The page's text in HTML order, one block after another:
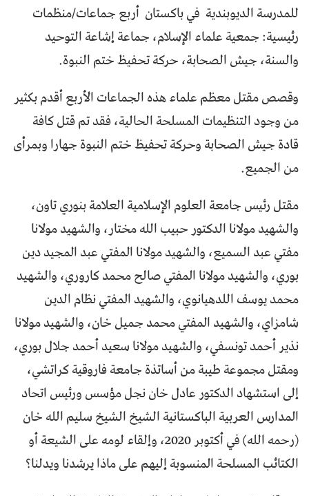
للمدرسة الديوبندية في باكستان أربع جماعات/منظمات
رئيسية: جمعية علماء الإسلام، جماعة إشاعة التوحيد
والسنة، جيش الصحابة، حركة تحفيظ ختم النبوة.
وقصص مقتل معظم علماء هذه الجماعات الأربع أقدم بكثير
من وجود التنظيمات المسلحة الحالية، فقد تم قتل كافة
قادة جيش الصحابة وحركة تحفيظ ختم النبوة جهارا وبمرأى
من الجميع.
مقتل رئيس جامعة العلوم الإسلامية العلامة بنوري تاون،
والشهيد مولانا الدكتور حبيب الله مختار، والشهيد مولانا
مفتي عبد السميع، والشهيد مولانا المفتي عبد المجيد دين
بوري، والشهيد مولانا المفتي صالح محمد كاروري، والشهيد
محمد يوسف اللدهيانوي، والشهيد المفتي نظام الدين
شامزاي، والشهيد المفتي محمد جميل خان، والشهيد مولانا
نذير أحمد تونسفي، والشهيد مولانا سعيد أحمد جلال بوري،
ومقتل مجموعة طيبة من أساتذة جامعة فاروقية كراتشي،
إلى استشهاد الدكتور عادل خان نجل مؤسس ورئيس اتحاد
المدارس العربية الباكستانية الشيخ الشيخ سليم الله خان
(رحمه الله) في أكتوبر 2020، وإلقاء لومه على الشيعة أو
الكتائب المسلحة المنسوبة إليهم على ماذا يرشدنا ويدلنا؟